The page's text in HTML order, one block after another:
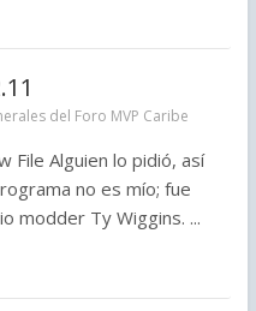
del Foro MVP Caribe
File Alguien lo pidió, así
no es mío; fue
modder Ty Wiggins. ...